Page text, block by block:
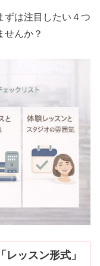
ずは注目したい４つ
せんか？
ッスン形式」